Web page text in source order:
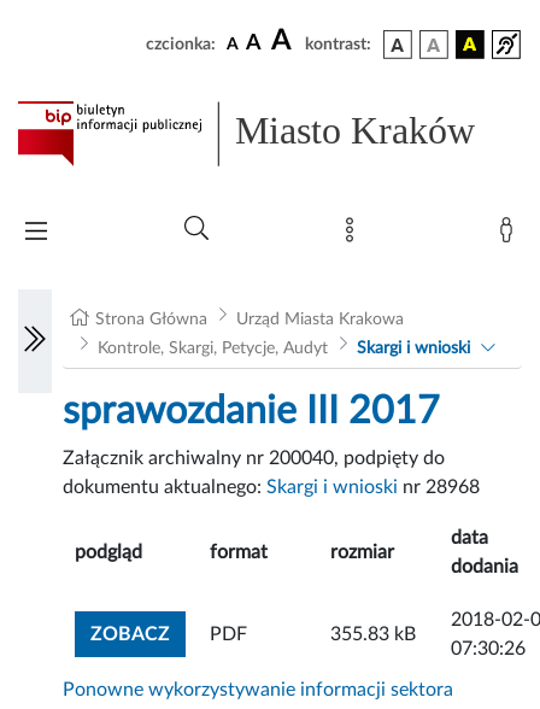
czcionka: A A A kontrast:
Miasto Kraków
Strona Główna
Urząd Miasta Krakowa
Kontrole, Skargi, Petycje, Audyt
Skargi i wnioski
sprawozdanie III 2017
Załącznik archiwalny nr 200040, podpięty do
dokumentu aktualnego:Skargi i wnioski nr 28968
podgląd format rozmiar
data
dodania
ZOBACZZOBACZ ZAŁĄCZNIK
PDF 355.83 kB
2018-02-
07:30:26
Ponowne wykorzystywanie informacji sektora